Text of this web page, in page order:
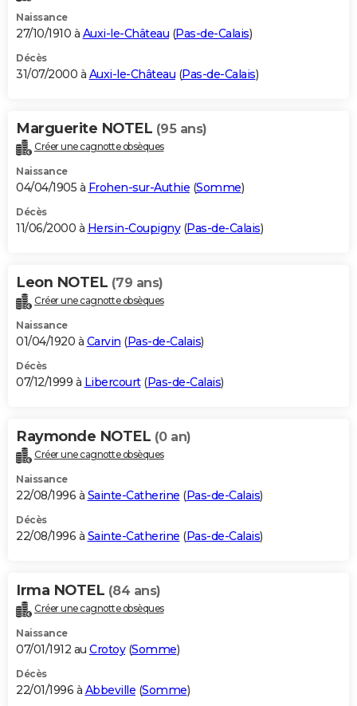
Naissance
27/10/1910 à Auxi-le-Château (Pas-de-Calais)
Décès
31/07/2000 à Auxi-le-Château (Pas-de-Calais)
Marguerite NOTEL (95 ans)
Créer une cagnotte obsèques
Naissance
04/04/1905 à Frohen-sur-Authie (Somme)
Décès
11/06/2000 à Hersin-Coupigny(Pas-de-Calais)
Leon NOTEL (79 ans)
Créer une cagnotte obsèques
Naissance
01/04/1920 à Carvin (Pas-de-Calais)
Décès
07/12/1999 à Libercourt(Pas-de-Calais)
Raymonde NOTEL (0 an)
Créer une cagnotte obsèques
Naissance
22/08/1996 à Sainte-Catherine (Pas-de-Calais)
Décès
22/08/1996 à Sainte-Catherine (Pas-de-Calais)
Irma NOTEL (84 ans)
Créer une cagnotte obsèques
Naissance
07/01/1912 au Crotoy(Somme)
Décès
22/01/1996 à Abbeville (Somme)